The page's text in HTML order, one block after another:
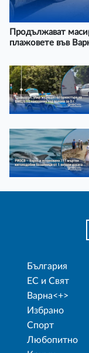
Продължават
плажовете във
България
ЕС и Свят
Варна<+>
Избрано
Спорт
Любопитно